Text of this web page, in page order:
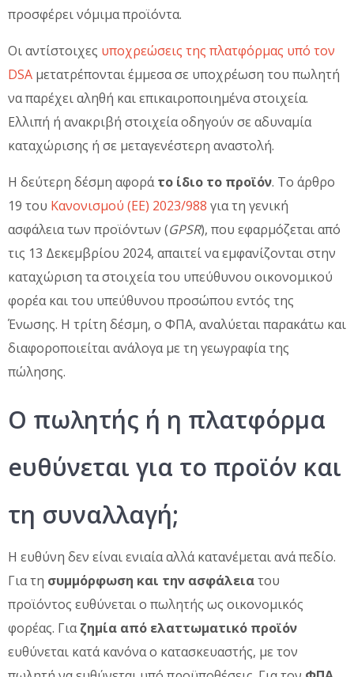
προσφέρει νόμιμα προϊόντα.
Οι αντίστοιχες υποχρεώσεις της πλατφόρμας υπό τον
DSA μετατρέπονται έμμεσα σε υποχρέωση του πωλητή
να παρέχει αληθή και επικαιροποιημένα στοιχεία.
Ελλιπή ή ανακριβή στοιχεία οδηγούν σε αδυναμία
καταχώρισης ή σε μεταγενέστερη αναστολή.
Η δεύτερη δέσμη αφοράτο ίδιο το προϊόν. Το άρθρο
19 του Κανονισμού (ΕΕ) 2023/988 για τη γενική
ασφάλεια των προϊόντων (GPSR), που εφαρμόζεται από
τις 13 Δεκεμβρίου 2024, απαιτεί να εμφανίζονται στην
καταχώριση τα στοιχεία του υπεύθυνου οικονομικού
φορέα και του υπεύθυνου προσώπου εντός της
Ένωσης. Η τρίτη δέσμη, ο ΦΠΑ, αναλύεται παρακάτω και
διαφοροποιείται ανάλογα με τη γεωγραφία της
πώλησης.
O πωλητής ή η πλατφόρμα
eυθύνεται για το προϊόν και
τη συναλλαγή;
Η ευθύνη δεν είναι ενιαία αλλά κατανέμεται ανά πεδίο.
Για τη συμμόρφωση και την ασφάλειατου
προϊόντος ευθύνεται ο πωλητής ως οικονομικός
φορέας. Γιαζημία από ελαττωματικό προϊόν
ευθύνεται κατά κανόνα ο κατασκευαστής, με τον